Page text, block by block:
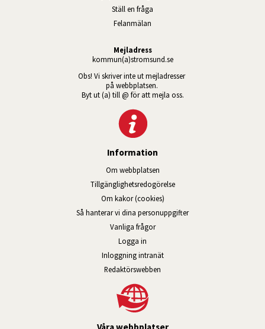
Ställ en fråga
Felanmälan
Mejladress
kommun(a)stromsund.se
Obs! Vi skriver inte ut mejladresser
på webbplatsen.
Byt ut (a) till @ för att mejla oss.
Information
Om webbplatsen
Tillgänglig­hets­redo­görelse
Om kakor (cookies)
Så hanterar vi dina personuppgifter
Vanliga frågor
Logga in
Inloggning intranätÖppnas i nytt fönster.
Redaktörswebben